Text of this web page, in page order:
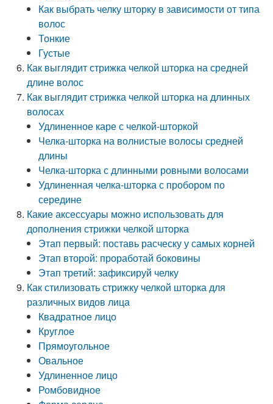
Как выбрать челку шторку в зависимости от типа
волос
Тонкие
Густые
Как выглядит стрижка челкой шторка на средней
длине волос
Как выглядит стрижка челкой шторка на длинных
волосах
Удлиненное каре с челкой-шторкой
Челка-шторка на волнистые волосы средней
длины
Челка-шторка с длинными ровными волосами
Удлиненная челка-шторка с пробором по
середине
Какие аксессуары можно использовать для
дополнения стрижки челкой шторка
Этап первый: поставь расческу у самых корней
Этап второй: проработай боковины
Этап третий: зафиксируй челку
Как стилизовать стрижку челкой шторка для
различных видов лица
Квадратное лицо
Круглое
Прямоугольное
Овальное
Удлиненное лицо
Ромбовидное